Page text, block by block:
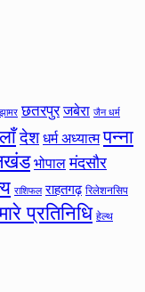
छतरपुर जबेरा जैन धर्म
देश धर्म अध्यात्म पन्ना
भोपाल मंदसौर
राशिफल राहतगढ़ रिलेशनसिप
प्रतिनिधि हेल्थ